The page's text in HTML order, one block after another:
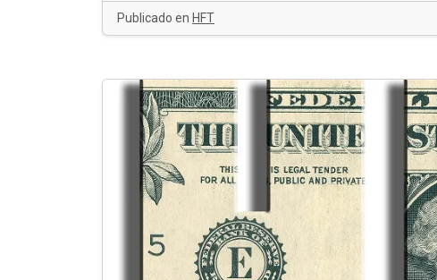
Publicado en HFT